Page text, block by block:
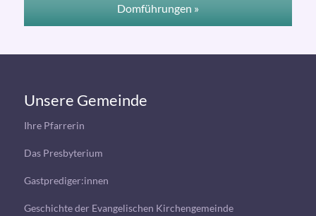
Domführungen »
Unsere Gemeinde
Ihre Pfarrerin
Das Presbyterium
Gastprediger:innen
Geschichte der Evangelischen Kirchengemeinde